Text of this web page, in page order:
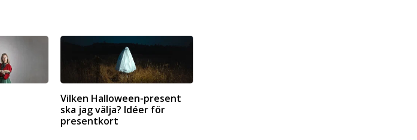
Vilken Halloween-present
ska jag välja? Idéer för
presentkort